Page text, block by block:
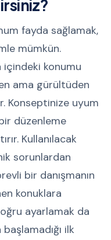
fayda sağlamak,
mümkün.
içindeki konumu
ama gürültüden
Konseptinize uyum
düzenleme
Kullanılacak
sorunlardan
bir danışmanın
konuklara
ayarlamak da
ilk